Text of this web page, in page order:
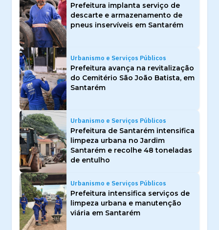
Prefeitura implanta serviço de
descarte e armazenamento de
pneus inservíveis em Santarém
Urbanismo e Serviços Públicos
Prefeitura avança na revitalização
do Cemitério São João Batista, em
Santarém
Urbanismo e Serviços Públicos
Prefeitura de Santarém intensifica
limpeza urbana no Jardim
Santarém e recolhe 48 toneladas
de entulho
Urbanismo e Serviços Públicos
Prefeitura intensifica serviços de
limpeza urbana e manutenção
viária em Santarém